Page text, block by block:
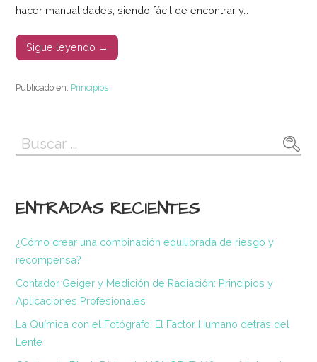
hacer manualidades, siendo fácil de encontrar y…
Sigue leyendo →
Publicado en: Principios
Buscar:
ENTRADAS RECIENTES
¿Cómo crear una combinación equilibrada de riesgo y
recompensa?
Contador Geiger y Medición de Radiación: Principios y
Aplicaciones Profesionales
La Química con el Fotógrafo: El Factor Humano detrás del
Lente